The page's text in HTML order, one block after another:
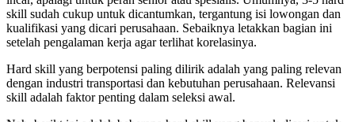
skill sudah cukup untuk dicantumkan, tergantung isi lowongan dan
kualifikasi yang dicari perusahaan. Sebaiknya letakkan bagian ini
setelah pengalaman kerja agar terlihat korelasinya.
Hard skill yang berpotensi paling dilirik adalah yang paling relevan
dengan industri transportasi dan kebutuhan perusahaan. Relevansi
skill adalah faktor penting dalam seleksi awal.